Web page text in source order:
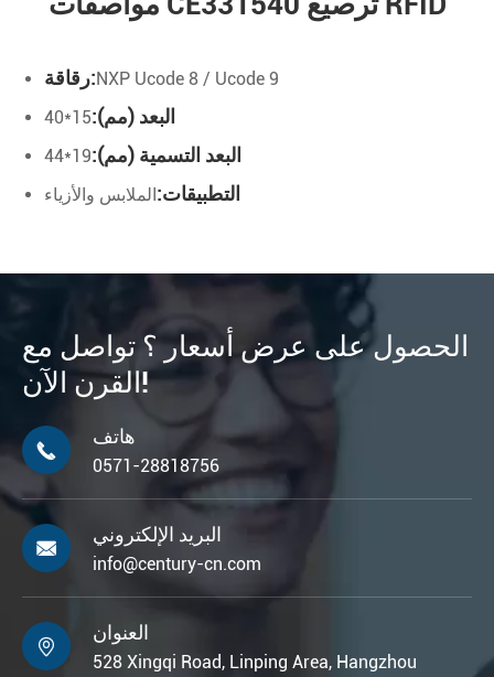
رقاقة: NXP Ucode 8 / Ucode 9
البعد (مم):15*40
البعد التسمية (مم):19*44
التطبيقات: الملابس والأزياء
الحصول على عرض أسعار ؟ تواصل مع
القرن الآن!

هاتف
0571-28818756

البريد الإلكتروني
info@century-cn.com

العنوان
528 Xingqi Road, Linping Area, Hangzhou